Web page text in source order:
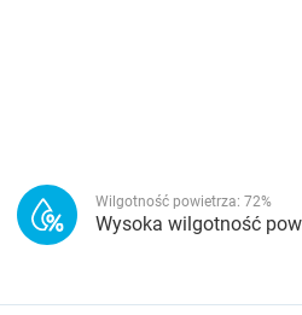
Wilgotność powietrza: 72%
Wysoka wilgotność